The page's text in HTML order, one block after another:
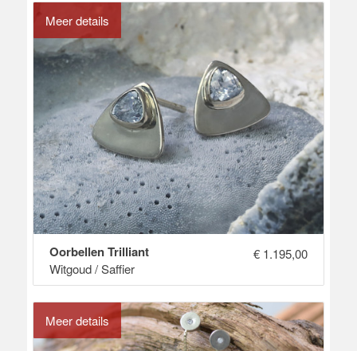
Meer details
Oorbellen Trilliant
Witgoud / Saffier
€1.195,00
Meer details